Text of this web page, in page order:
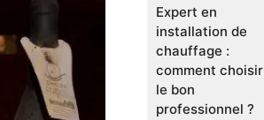
Expert en
installation de
chauffage :
comment choisir
le bon
professionnel ?